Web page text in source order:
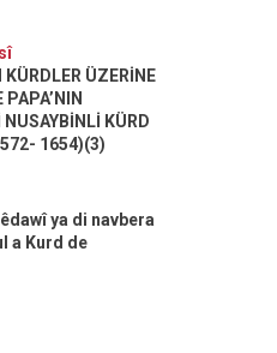
KÜRDLER ÜZERİNE
PAPA’NIN
NUSAYBİNLİ KÜRD
1654)(3)
ya di navbera
a Kurd de